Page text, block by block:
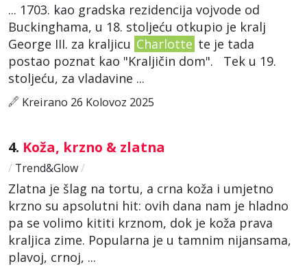
... 1703. kao gradska rezidencija vojvode od
Buckinghama, u 18. stoljeću otkupio je kralj
George III. za kraljicu Charlotte te je tada
postao poznat kao "Kraljičin dom". Tek u 19.
stoljeću, za vladavine ...
Kreirano 26 Kolovoz 2025
4. Koža, krzno & zlatna
/ Trend&Glow/
Zlatna je šlag na tortu, a crna koža i umjetno
krzno su apsolutni hit: ovih dana nam je hladno
pa se volimo kititi krznom, dok je koža prava
kraljica zime. Popularna je u tamnim nijansama,
plavoj, crnoj, ...